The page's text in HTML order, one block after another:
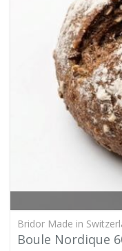
Bridor Made in
Boule Nordique